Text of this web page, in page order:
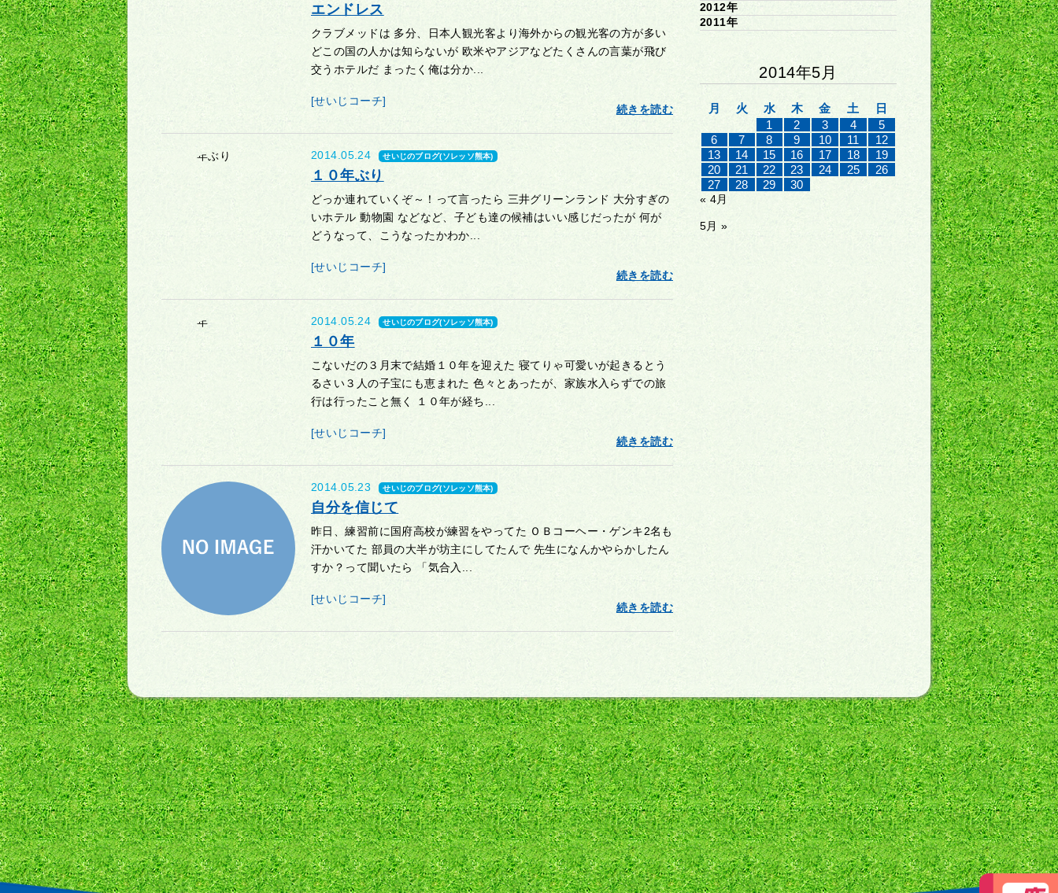
エンドレス
クラブメッドは 多分、日本人観光客より海外からの観光客の方が多い
どこの国の人かは知らないが 欧米やアジアなどたくさんの言葉が飛び
交うホテルだ まったく俺は分か...
[せいじコーチ]
続きを読む
2014.05.24 せいじのブログ(ソレッソ熊本)
１０年ぶり
どっか連れていくぞ～！って言ったら 三井グリーンランド 大分すぎの
いホテル 動物園 などなど、子ども達の候補はいい感じだったが 何が
どうなって、こうなったかわか...
[せいじコーチ]
続きを読む
2014.05.24 せいじのブログ(ソレッソ熊本)
１０年
こないだの３月末で結婚１０年を迎えた 寝てりゃ可愛いが起きるとう
るさい３人の子宝にも恵まれた 色々とあったが、家族水入らずでの旅
行は行ったこと無く １０年が経ち...
[せいじコーチ]
続きを読む
2014.05.23 せいじのブログ(ソレッソ熊本)
自分を信じて
昨日、練習前に国府高校が練習をやってた ＯＢコーヘー・ゲンキ2名も
汗かいてた 部員の大半が坊主にしてたんで 先生になんかやらかしたん
すか？って聞いたら 「気合入...
[せいじコーチ]
続きを読む
2012年
2011年
2014年5月
月 火 水 木 金 土
日
1
2 3 4
5
6
7 8 9 10 11
12
13
14 15 16 17 18
19
20
21 22 23 24 25
26
27
28 29 30
« 4月
5月 »